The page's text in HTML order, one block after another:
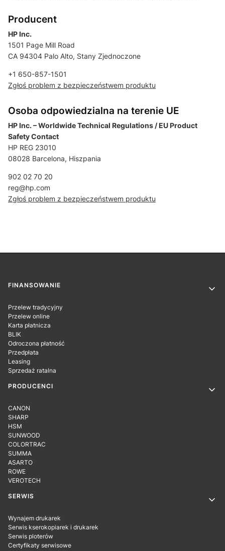
Producent
HP Inc.
1501 Page Mill Road
CA 94304 Palo Alto, Stany Zjednoczone
+1 650-857-1501
Zgłoś problem z bezpieczeństwem produktu
Osoba odpowiedzialna na terenie UE
HP Inc. – Worldwide Technical Regulations / EU Product
Safety Contact
HP REG 23010
08028 Barcelona, Hiszpania
902 02 70 20
reg@hp.com
Zgłoś problem z bezpieczeństwem produktu
Linki w stopce
FINANSOWANIE
Przelew tradycyjny
Przelew online
Karta płatnicza
BLIK
Odroczona płatność
Przedpłata
Leasing
Sprzedaż ratalna
PRODUCENCI
CANON
SHARP
HSM
SUNWOOD
COLORTRAC
SUMMA
ASARTO
ROWE
VEROTECH
SERWIS
Wynajem drukarek
Serwis kserokopiarek i drukarek
Serwis ploterów
Certyfikaty serwisowe